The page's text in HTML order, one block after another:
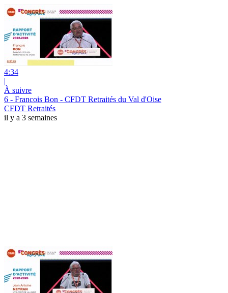
4:34
|
À suivre
6 - Francois Bon - CFDT Retraités du Val d'Oise
CFDT Retraités
il y a 3 semaines